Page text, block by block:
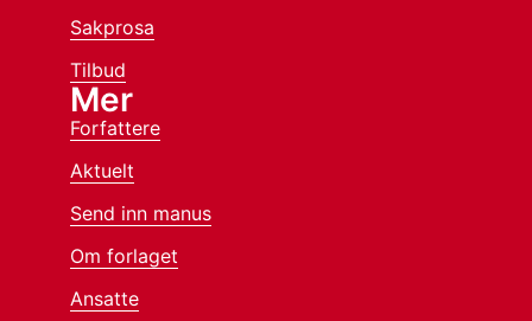
Sakprosa
Tilbud
Mer
Forfattere
Aktuelt
Send inn manus
Om forlaget
Ansatte